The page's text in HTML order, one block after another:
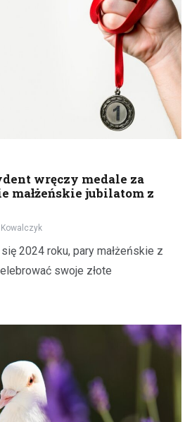
wręczy medale za
małżeńskie jubilatom z
Kowalczyk
2024 roku, pary małżeńskie z
swoje złote